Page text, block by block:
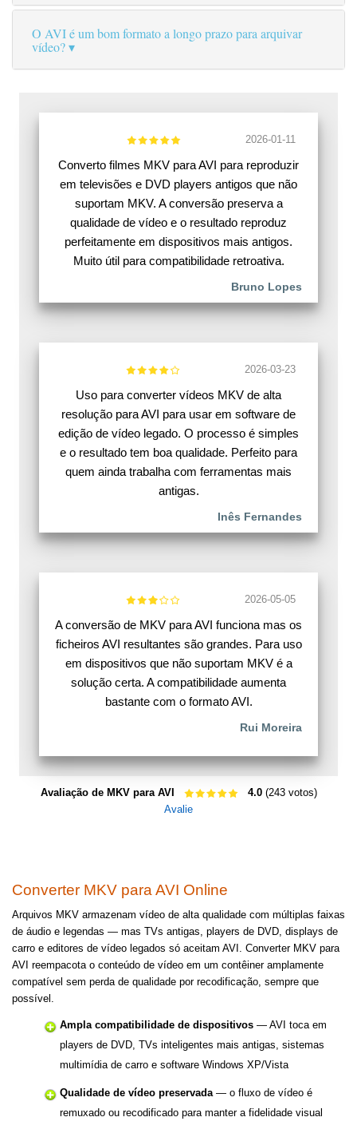
O AVI é um bom formato a longo prazo para arquivar
vídeo?
2026-01-11
Converto filmes MKV para AVI para reproduzir
em televisões e DVD players antigos que não
suportam MKV. A conversão preserva a
qualidade de vídeo e o resultado reproduz
perfeitamente em dispositivos mais antigos.
Muito útil para compatibilidade retroativa.
Bruno Lopes
2026-03-23
Uso para converter vídeos MKV de alta
resolução para AVI para usar em software de
edição de vídeo legado. O processo é simples
e o resultado tem boa qualidade. Perfeito para
quem ainda trabalha com ferramentas mais
antigas.
Inês Fernandes
2026-05-05
A conversão de MKV para AVI funciona mas os
ficheiros AVI resultantes são grandes. Para uso
em dispositivos que não suportam MKV é a
solução certa. A compatibilidade aumenta
bastante com o formato AVI.
Rui Moreira
Avaliação de MKV para AVI 4.0(243 votos)
Avalie
Converter MKV para AVI Online
Arquivos MKV armazenam vídeo de alta qualidade com múltiplas faixas
de áudio e legendas — mas TVs antigas, players de DVD, displays de
carro e editores de vídeo legados só aceitam AVI. Converter MKV para
AVI reempacota o conteúdo de vídeo em um contêiner amplamente
compatível sem perda de qualidade por recodificação, sempre que
possível.
Ampla compatibilidade de dispositivos — AVI toca em
players de DVD, TVs inteligentes mais antigas, sistemas
multimídia de carro e software Windows XP/Vista
Qualidade de vídeo preservada— o fluxo de vídeo é
remuxado ou recodificado para manter a fidelidade visual